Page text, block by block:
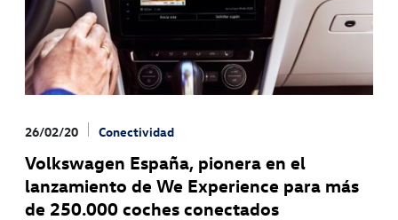
26/02/20 Conectividad
Volkswagen España, pionera en el
lanzamiento de We Experience para más
de 250.000 coches conectados